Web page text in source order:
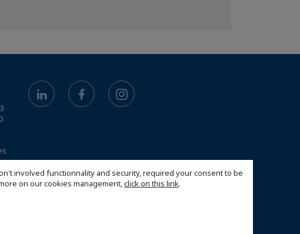
involved functionnality and security, required your consent to be
on our cookies management,click on this link.